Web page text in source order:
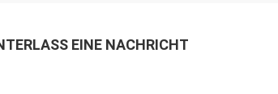
EINE NACHRICHT